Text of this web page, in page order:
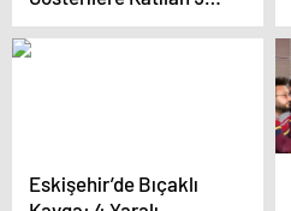
Kişi Tutuklandı
Eskişehir’de Bıçaklı